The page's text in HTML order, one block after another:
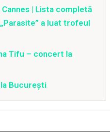
| Lista completă
a luat trofeul
Tifu – concert la
Bucureşti